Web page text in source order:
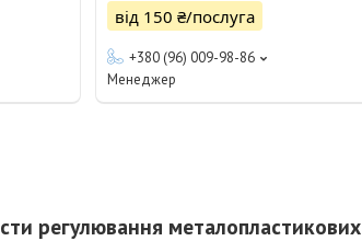
від 150 ₴/послуга
+380 (96) 009-98-86
Менеджер
регулювання